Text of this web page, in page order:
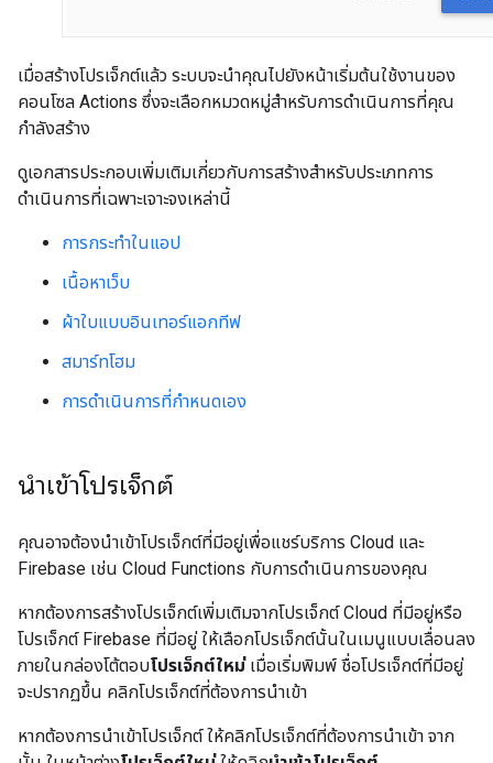
เมื่อสร้างโปรเจ็กต์แล้ว ระบบจะนำคุณไปยังหน้าเริ่มต้นใช้งานของ
คอนโซล Actions ซึ่งจะเลือกหมวดหมู่สำหรับการดำเนินการที่คุณ
กำลังสร้าง
ดูเอกสารประกอบเพิ่มเติมเกี่ยวกับการสร้างสำหรับประเภทการ
ดำเนินการที่เฉพาะเจาะจงเหล่านี้
การกระทำในแอป
เนื้อหาเว็บ
ผ้าใบแบบอินเทอร์แอกทีฟ
สมาร์ทโฮม
การดำเนินการที่กำหนดเอง
นำเข้าโปรเจ็กต์
คุณอาจต้องนำเข้าโปรเจ็กต์ที่มีอยู่เพื่อแชร์บริการ Cloud และ
Firebase เช่น Cloud Functions กับการดำเนินการของคุณ
หากต้องการสร้างโปรเจ็กต์เพิ่มเติมจากโปรเจ็กต์ Cloud ที่มีอยู่หรือ
โปรเจ็กต์ Firebase ที่มีอยู่ ให้เลือกโปรเจ็กต์นั้นในเมนูแบบเลื่อนลง
ภายในกล่องโต้ตอบโปรเจ็กต์ใหม่เมื่อเริ่มพิมพ์ ชื่อโปรเจ็กต์ที่มีอยู่
จะปรากฏขึ้น คลิกโปรเจ็กต์ที่ต้องการนำเข้า
หากต้องการนำเข้าโปรเจ็กต์ ให้คลิกโปรเจ็กต์ที่ต้องการนำเข้า จาก